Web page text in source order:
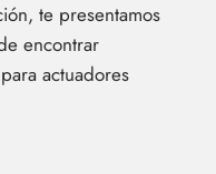
te presentamos
encontrar
actuadores